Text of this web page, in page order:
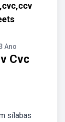
Ano
Cvc
sílabas